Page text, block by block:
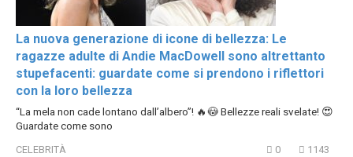
La nuova generazione di icone di bellezza: Le
ragazze adulte di Andie MacDowell sono altrettanto
stupefacenti: guardate come si prendono i riflettori
con la loro bellezza
“La mela non cade lontano dall’albero”! 🔥😳 Bellezze reali svelate! 😍
Guardate come sono
CELEBRITÀ 0 1143